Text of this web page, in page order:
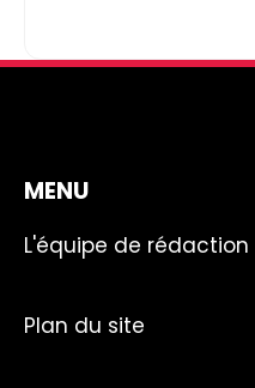
MENU
L'équipe de rédaction
Plan du site